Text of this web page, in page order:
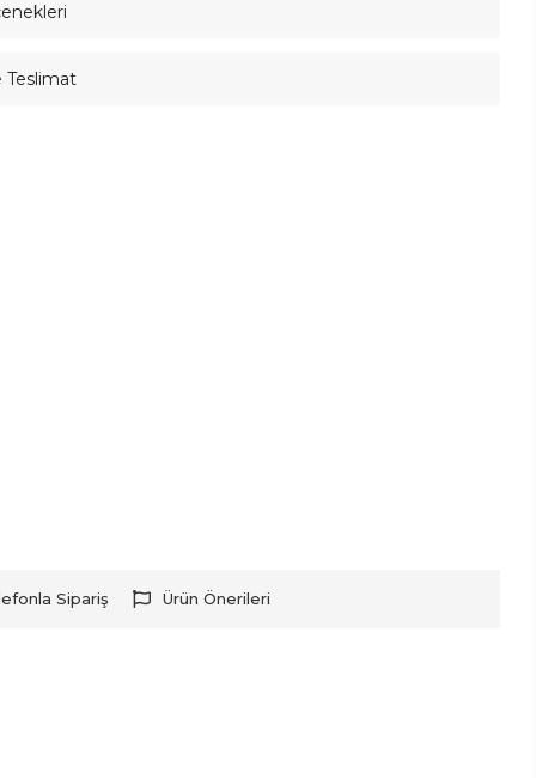
Teslimat
Sipariş Ürün Önerileri